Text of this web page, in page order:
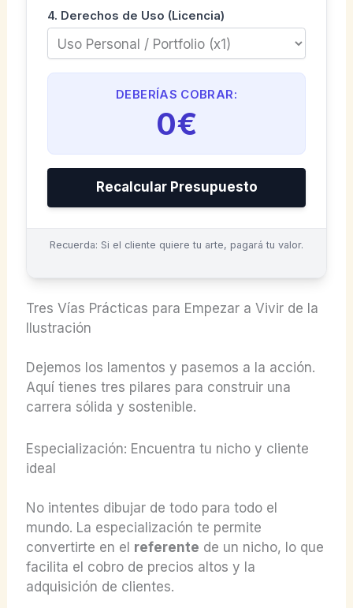
4. Derechos de Uso (Licencia)
DEBERÍAS COBRAR:
0€
Recalcular Presupuesto
Recuerda: Si el cliente quiere tu arte, pagará tu valor.
Tres Vías Prácticas para Empezar a Vivir de la
Ilustración
Dejemos los lamentos y pasemos a la acción.
Aquí tienes tres pilares para construir una
carrera sólida y sostenible.
Especialización: Encuentra tu nicho y cliente
ideal
No intentes dibujar de todo para todo el
mundo. La especialización te permite
convertirte en el referente de un nicho, lo que
facilita el cobro de precios altos y la
adquisición de clientes.